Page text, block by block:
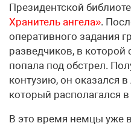
Президентской
Хранитель ангела».
оперативного задания
разведчиков, в
попала под обстрел.
контузию, он оказался
который располагался
В это время немцы уже